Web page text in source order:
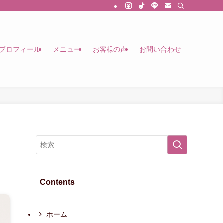
ロフィール メニュー お客様の声 お問い合わせ
Contents
ホーム